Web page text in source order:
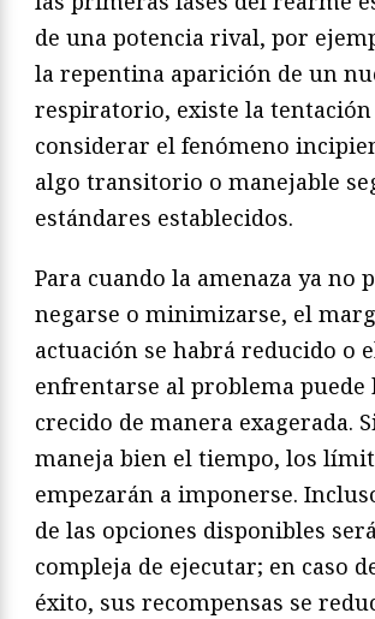
de una potencia rival, por
la repentina aparición de un
respiratorio, existe la tentación
considerar el fenómeno
algo transitorio o manejable
estándares establecidos.
Para cuando la amenaza ya no
negarse o minimizarse, el
actuación se habrá reducido o
enfrentarse al problema puede
crecido de manera exagerada.
maneja bien el tiempo, los
empezarán a imponerse.
de las opciones disponibles
compleja de ejecutar; en caso
éxito, sus recompensas se